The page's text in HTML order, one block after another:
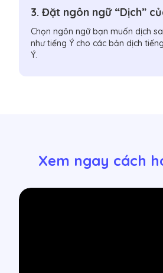
3. Đặt ngôn ngữ “Dịch”
Chọn ngôn ngữ bạn muốn dịch
như tiếng Ý cho các bản dịch
Ý.
Xem ngay cách